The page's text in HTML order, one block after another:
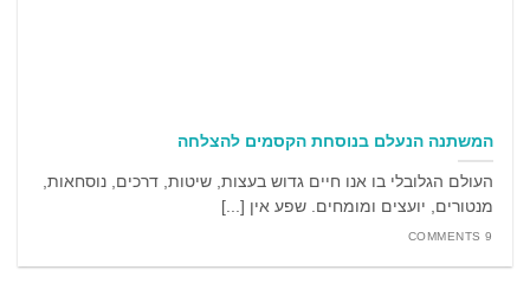
המשתנה הנעלם בנוסחת הקסמים להצלחה
העולם הגלובלי בו אנו חיים גדוש בעצות, שיטות, דרכים, נוסחאות,
מנטורים, יועצים ומומחים. שפע אין [...]
9 COMMENTS